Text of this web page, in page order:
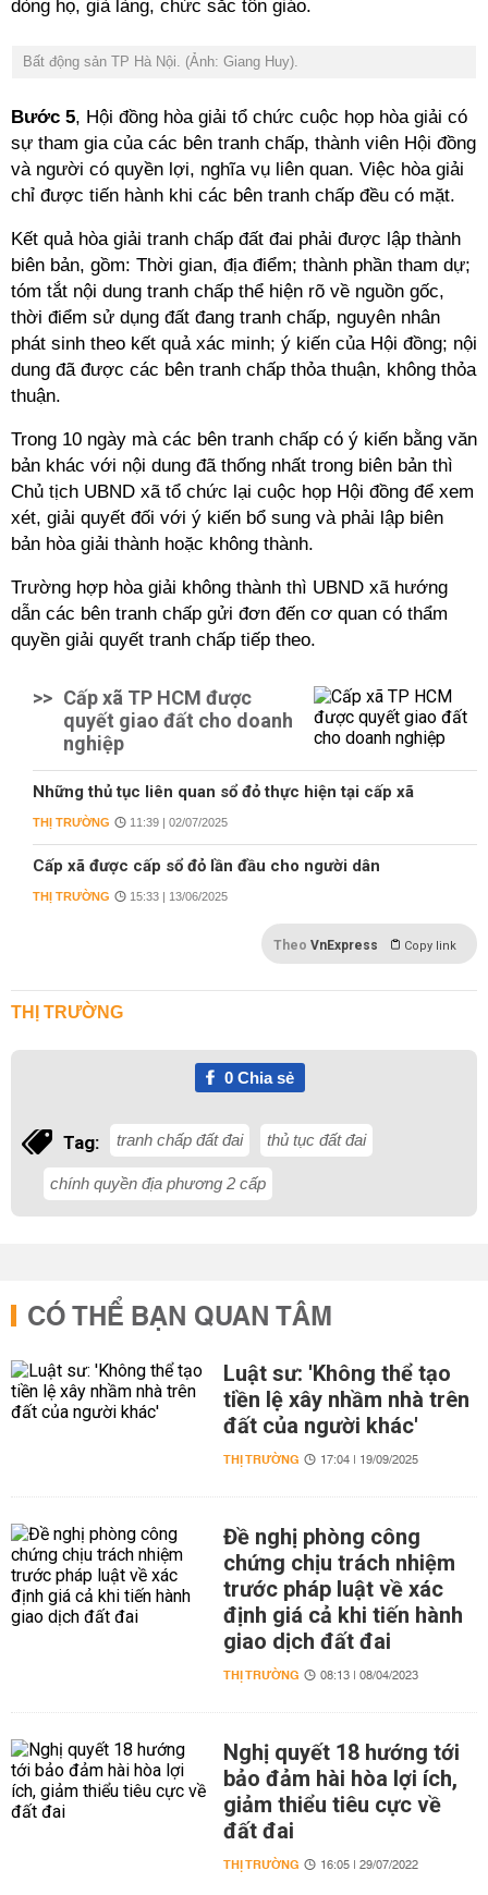
dòng họ, già làng, chức sắc tôn giáo.
Bất động sản TP Hà Nội. (Ảnh: Giang Huy).
Bước 5, Hội đồng hòa giải tổ chức cuộc họp hòa giải có
sự tham gia của các bên tranh chấp, thành viên Hội đồng
và người có quyền lợi, nghĩa vụ liên quan. Việc hòa giải
chỉ được tiến hành khi các bên tranh chấp đều có mặt.
Kết quả hòa giải tranh chấp đất đai phải được lập thành
biên bản, gồm: Thời gian, địa điểm; thành phần tham dự;
tóm tắt nội dung tranh chấp thể hiện rõ về nguồn gốc,
thời điểm sử dụng đất đang tranh chấp, nguyên nhân
phát sinh theo kết quả xác minh; ý kiến của Hội đồng; nội
dung đã được các bên tranh chấp thỏa thuận, không thỏa
thuận.
Trong 10 ngày mà các bên tranh chấp có ý kiến bằng văn
bản khác với nội dung đã thống nhất trong biên bản thì
Chủ tịch UBND xã tổ chức lại cuộc họp Hội đồng để xem
xét, giải quyết đối với ý kiến bổ sung và phải lập biên
bản hòa giải thành hoặc không thành.
Trường hợp hòa giải không thành thì UBND xã hướng
dẫn các bên tranh chấp gửi đơn đến cơ quan có thẩm
quyền giải quyết tranh chấp tiếp theo.
>> Cấp xã TP HCM được
quyết giao đất cho doanh
nghiệp
Những thủ tục liên quan sổ đỏ thực hiện tại cấp xã
THỊ TRƯỜNG 11:39 | 02/07/2025
Cấp xã được cấp sổ đỏ lần đầu cho người dân
THỊ TRƯỜNG 15:33 | 13/06/2025
Theo VnExpress Copy link
THỊ TRƯỜNG
0Chia sẻ
Tag: tranh chấp đất đai thủ tục đất đai
chính quyền địa phương 2 cấp
CÓ THỂ BẠN QUAN TÂM
Luật sư: 'Không thể tạo
tiền lệ xây nhầm nhà trên
đất của người khác'
THỊ TRƯỜNG 17:04 | 19/09/2025
Đề nghị phòng công
chứng chịu trách nhiệm
trước pháp luật về xác
định giá cả khi tiến hành
giao dịch đất đai
THỊ TRƯỜNG 08:13 | 08/04/2023
Nghị quyết 18 hướng tới
bảo đảm hài hòa lợi ích,
giảm thiểu tiêu cực về
đất đai
THỊ TRƯỜNG 16:05 | 29/07/2022